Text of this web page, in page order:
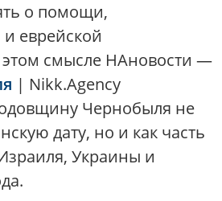
о помощи,
и еврейской
этом смысле НАновости —
| Nikk.Agency
Чернобыля не
дату, но и как часть
Украины и